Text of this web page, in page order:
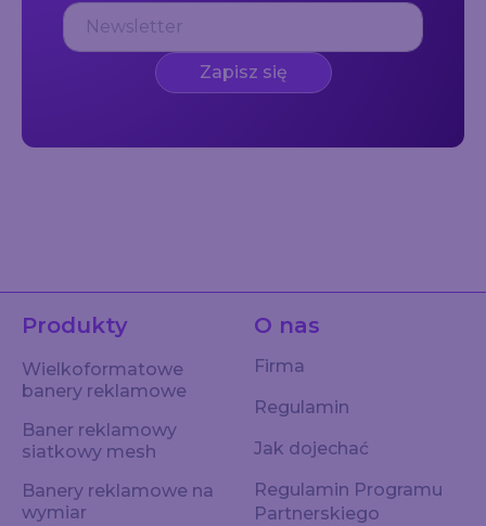
Zapisz się
Produkty
Wielkoformatowe
banery reklamowe
Baner reklamowy
siatkowy mesh
Banery reklamowe na
wymiar
O nas
Firma
Regulamin
Jak dojechać
Regulamin Programu
Partnerskiego